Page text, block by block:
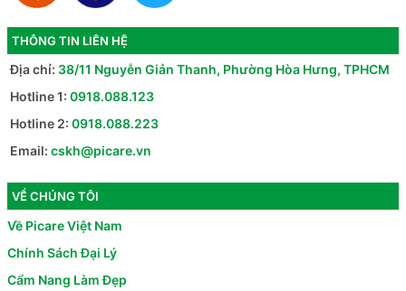
THÔNG TIN LIÊN HỆ
Địa chỉ: 38/11 Nguyễn Giản Thanh, Phường Hòa Hưng, TPHCM
Hotline 1: 0918.088.123
Hotline 2: 0918.088.223
Email: cskh@picare.vn
VỀ CHÚNG TÔI
Về Picare Việt Nam
Chính Sách Đại Lý
Cẩm Nang Làm Đẹp